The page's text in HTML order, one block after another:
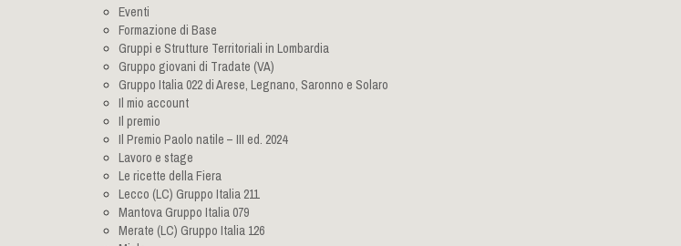
Eventi
Formazione di Base
Gruppi e Strutture Territoriali in Lombardia
Gruppo giovani di Tradate (VA)
Gruppo Italia 022 di Arese, Legnano, Saronno e Solaro
Il mio account
Il premio
Il Premio Paolo natile – III ed. 2024
Lavoro e stage
Le ricette della Fiera
Lecco (LC) Gruppo Italia 211
Mantova Gruppo Italia 079
Merate (LC) Gruppo Italia 126